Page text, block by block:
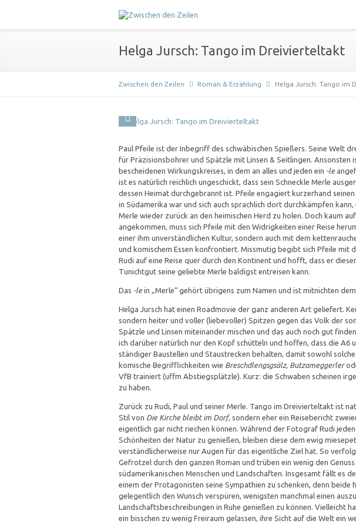
Helga Jursch: Tango im Dreivierteltakt
Zwischen den Zeilen Roman & Erzählung Helga Jursch: Tango im
Paul Pfeile ist der Inbegriff des schwäbischen Spießers. Seine Welt
für Präzisionsbohrer und Spätzle mit Linsen & Seitlingen. Ansonsten
bescheidenen Wirkungskreises, in dem an alles und jeden ein -le
ist es natürlich reichlich ungeschickt, dass sein Schneckle Merle
dessen Heimat durchgebrannt ist. Pfeile engagiert kurzerhand
in Südamerika war und sich auch sprachlich dort durchkämpfen
Merle wieder zurück an den heimischen Herd zu holen. Doch kaum
angekommen, muss sich Pfeile mit den Widrigkeiten einer Reise
einer ihm unverständlichen Kultur, sondern auch mit dem
und komischem Essen konfrontiert. Missmutig begibt sich Pfeile mit
Rudi auf eine Reise quer durch den Kontinent und hofft, dass er
Tunichtgut seine geliebte Merle baldigst entreisen kann.
Das -lein „Merle“ gehört übrigens zum Namen und ist mitnichten
Helga Jursch hat einen Roadmovie der ganz anderen Art geliefert.
sondern heiter und voller (liebevoller) Spitzen gegen das Volk der
Spätzle und Linsen miteinander mischen und das auch noch gut
ich darüber natürlich nur den Kopf schütteln und hoffen, dass die A6
ständiger Baustellen und Staustrecken behalten, damit sowohl
komische Begrifflichkeiten wie Breschdlengsgsälz, Butzameggerler
VfB trainiert (uffm Abstiegsplätzle). Kurz: die Schwaben scheinen
zu haben.
Zurück zu Rudi, Paul und seiner Merle. Tango im Dreivierteltakt ist
Stil von Die Kirche bleibt im Dorf, sondern eher ein Reisebericht
eigentlich gar nicht riechen können. Während der Fotograf Rudi
Schönheiten der Natur zu genießen, bleiben diese dem ewig
verständlicherweise nur Augen für das eigentliche Ziel hat. So
Gefrotzel durch den ganzen Roman und trüben ein wenig den
südamerikanischen Menschen und Landschaften. Insgesamt fällt es
einem der Protagonisten seine Sympathien zu schenken, denn beide
gelegentlich den Wunsch verspüren, wenigsten manchmal einen
Landschaftsbeschreibungen in Ruhe genießen zu können. Vielleicht
ein bisschen zu wenig Freiraum gelassen, ihre Sicht auf die Welt ein